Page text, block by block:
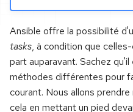
l
i
a
t
Richard Stallman vs. Xerox
Le projet GNU
Linus Torvalds et Minix
Linux installé par une
Configuration initiale
Travailler en mode texte
Naviguer en mode texte
Initialiser un dépôt Git
Les fichiers dans tous
leurs états
Installer Docker sous Red
Hat
Les commandes de base
Précédences des variables
Les variables set_fact
Les group_vars
Les host_vars
Ansible offre la possibilité
tasks, à condition que
part auparavant. Sachez
méthodes différentes pour
courant. Nous allons
cela en mettant un pied